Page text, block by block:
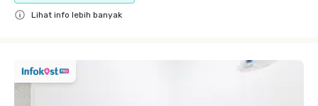
Lihat info lebih banyak